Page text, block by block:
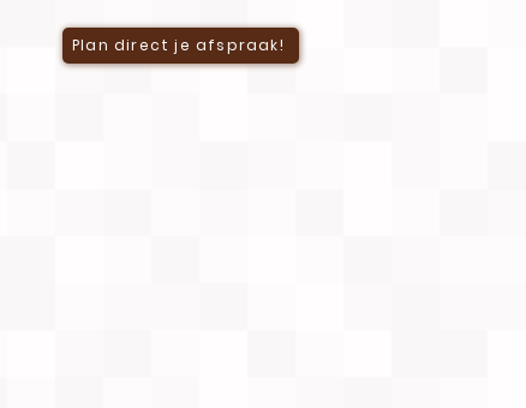
Plan direct je afspraak!